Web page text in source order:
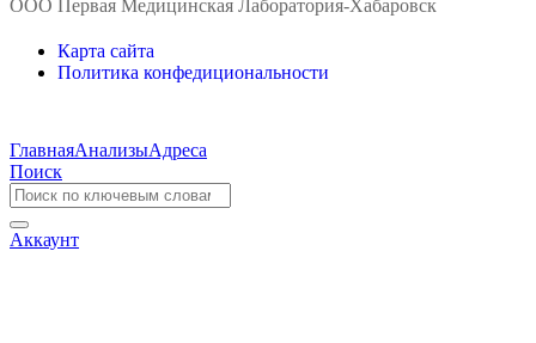
ООО Первая Медицинская Лаборатория-Хабаровск
Карта сайта
Политика конфедициональности
ГлавнаяАнализыАдреса
Поиск
Аккаунт